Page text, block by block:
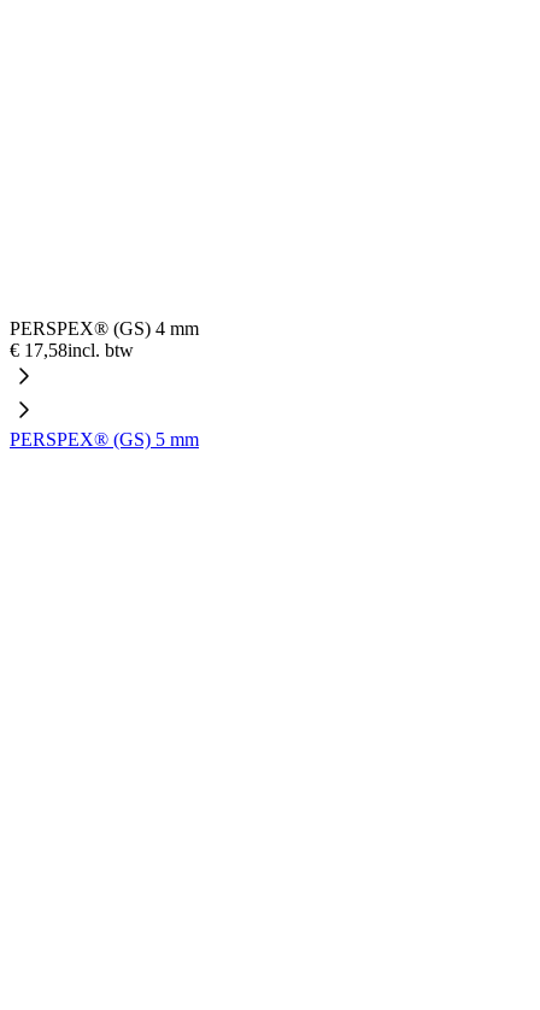
PERSPEX® (GS) 4 mm
€ 17,58incl. btw
PERSPEX® (GS) 5 mm